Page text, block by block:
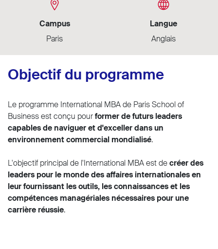
Campus
Paris
Langue
Anglais
Objectif du programme
Le programme International MBA de Paris School of
Business est conçu pourformer de futurs leaders
capables de naviguer et d'exceller dans un
environnement commercial mondialisé.
L'objectif principal de l'International MBA est decréer des
leaders pour le monde des affaires internationales en
leur fournissant les outils, les connaissances et les
compétences managériales nécessaires pour une
carrière réussie.